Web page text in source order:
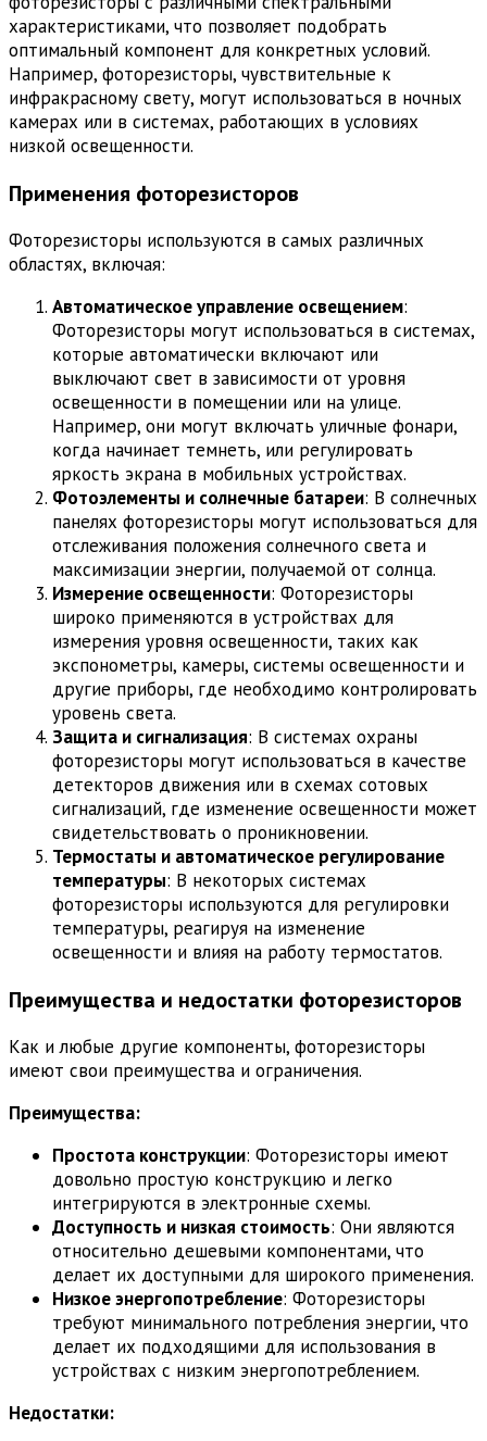
характеристиками, что позволяет подобрать
оптимальный компонент для конкретных условий.
Например, фоторезисторы, чувствительные к
инфракрасному свету, могут использоваться в ночных
камерах или в системах, работающих в условиях
низкой освещенности.
Применения фоторезисторов
Фоторезисторы используются в самых различных
областях, включая:
Автоматическое управление освещением:
Фоторезисторы могут использоваться в системах,
которые автоматически включают или
выключают свет в зависимости от уровня
освещенности в помещении или на улице.
Например, они могут включать уличные фонари,
когда начинает темнеть, или регулировать
яркость экрана в мобильных устройствах.
Фотоэлементы и солнечные батареи: В солнечных
панелях фоторезисторы могут использоваться для
отслеживания положения солнечного света и
максимизации энергии, получаемой от солнца.
Измерение освещенности: Фоторезисторы
широко применяются в устройствах для
измерения уровня освещенности, таких как
экспонометры, камеры, системы освещенности и
другие приборы, где необходимо контролировать
уровень света.
Защита и сигнализация: В системах охраны
фоторезисторы могут использоваться в качестве
детекторов движения или в схемах сотовых
сигнализаций, где изменение освещенности может
свидетельствовать о проникновении.
Термостаты и автоматическое регулирование
температуры: В некоторых системах
фоторезисторы используются для регулировки
температуры, реагируя на изменение
освещенности и влияя на работу термостатов.
Преимущества и недостатки фоторезисторов
Как и любые другие компоненты, фоторезисторы
имеют свои преимущества и ограничения.
Преимущества:
Простота конструкции: Фоторезисторы имеют
довольно простую конструкцию и легко
интегрируются в электронные схемы.
Доступность и низкая стоимость: Они являются
относительно дешевыми компонентами, что
делает их доступными для широкого применения.
Низкое энергопотребление: Фоторезисторы
требуют минимального потребления энергии, что
делает их подходящими для использования в
устройствах с низким энергопотреблением.
Недостатки: